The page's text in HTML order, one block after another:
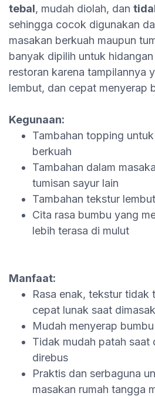
tebal, mudah diolah, dan
sehingga cocok digunakan
masakan berkuah maupun
banyak dipilih untuk
restoran karena tampilannya
lembut, dan cepat menyerap
Kegunaan:
Tambahan topping
berkuah
Tambahan dalam
tumisan sayur lain
Tambahan tekstur
Cita rasa bumbu yang
lebih terasa di mulut
Manfaat:
Rasa enak, tekstur tidak
cepat lunak saat dimasak
Mudah menyerap bumbu
Tidak mudah patah saat
direbus
Praktis dan serbaguna
masakan rumah tangga